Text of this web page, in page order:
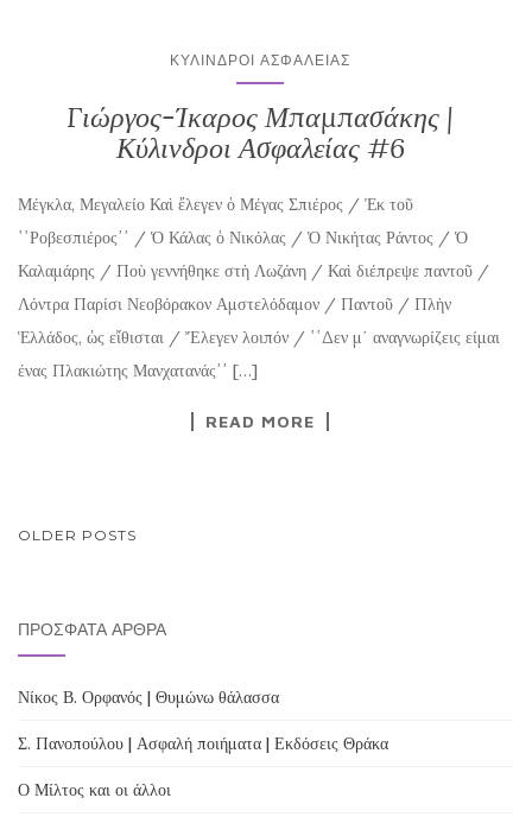
ΚΎΛΙΝΔΡΟΙ ΑΣΦΑΛΕΊΑΣ
Γιώργος-Ίκαρος Μπαμπασάκης |
Κύλινδροι Ασφαλείας #6
Μέγκλα, Μεγαλείο Καὶ ἔλεγεν ὁ Μέγας Σπιέρος / Ἐκ τοῦ
῾῾Ροβεσπιέρος᾽᾽ / Ὁ Κάλας ὁ Νικόλας / Ὁ Νικήτας Ράντος / Ὁ
Καλαμάρης / Ποὺ γεννήθηκε στὴ Λωζάνη / Καὶ διέπρεψε παντοῦ /
Λόντρα Παρίσι Νεοβόρακον Αμστελόδαμον / Παντοῦ / Πλὴν
Ἑλλάδος, ὡς εἴθισται / Ἔλεγεν λοιπόν / ῾῾Δεν μ΄ αναγνωρίζεις είμαι
ένας Πλακιώτης Μανχατανάς᾽᾽ […]
READ MORE
POSTS
OLDER POSTS
ΠΡΌΣΦΑΤΑ ΆΡΘΡΑ
Νίκος Β. Ορφανός | Θυμώνω θάλασσα
Σ. Πανοπούλου | Ασφαλή ποιήματα | Εκδόσεις Θράκα
Ο Μίλτος και οι άλλοι